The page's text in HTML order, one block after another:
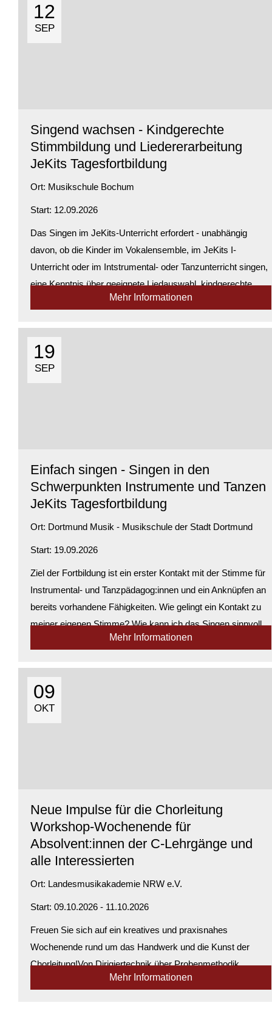
12
SEP
Singend wachsen - Kindgerechte
Stimmbildung und Liedererarbeitung
JeKits Tagesfortbildung
Ort: Musikschule Bochum
Start: 12.09.2026
Das Singen im JeKits-Unterricht erfordert - unabhängig
davon, ob die Kinder im Vokalensemble, im JeKits I-
Unterricht oder im Intstrumental- oder Tanzunterricht singen,
eine Kenntnis über geeignete Liedauswahl, kindgerechte
Stimmbildung und die Grunds...
Mehr Informationen
19
SEP
Einfach singen - Singen in den
Schwerpunkten Instrumente und Tanzen
JeKits Tagesfortbildung
Ort: Dortmund Musik - Musikschule der Stadt Dortmund
Start: 19.09.2026
Ziel der Fortbildung ist ein erster Kontakt mit der Stimme für
Instrumental- und Tanzpädagog:innen und ein Anknüpfen an
bereits vorhandene Fähigkeiten. Wie gelingt ein Kontakt zu
meiner eigenen Stimme? Wie kann ich das Singen sinnvoll
Mehr Informationen
09
OKT
Neue Impulse für die Chorleitung
Workshop-Wochenende für
Absolvent:innen der C-Lehrgänge und
alle Interessierten
Ort: Landesmusikakademie NRW e.V.
Start: 09.10.2026 - 11.10.2026
Freuen Sie sich auf ein kreatives und praxisnahes
Wochenende rund um das Handwerk und die Kunst der
Chorleitung!Von Dirigiertechnik über Probenmethodik,
Arrangement, Interpretation und Präsentation bis hin zu
Mehr Informationen